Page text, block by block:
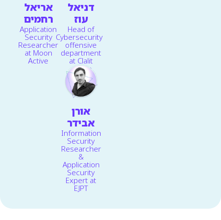
דניאל
עוז
Head of
Cybersecurity
offensive
department
at Clalit
אריאל
רחמים
Application
Security
Researcher
at Moon
Active
אורן
אבידר
Information
Security
Researcher
&
Application
Security
Expert at
EJPT